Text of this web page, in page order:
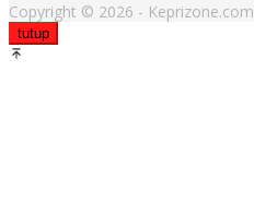
Copyright © 2026 - Keprizone.com
tutup